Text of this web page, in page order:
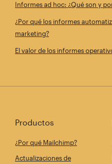
Informes ad hoc: ¿Qué son y
¿Por qué los informes
marketing?
El valor de los informes
Productos
¿Por qué Mailchimp?
Actualizaciones de